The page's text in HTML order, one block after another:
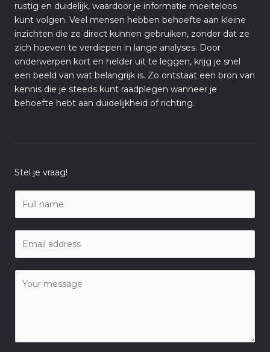
rustig en duidelijk, waardoor je informatie moeiteloos
kunt volgen. Veel mensen hebben behoefte aan kleine
inzichten die ze direct kunnen gebruiken, zonder dat ze
zich hoeven te verdiepen in lange analyses. Door
onderwerpen kort en helder uit te leggen, krijg je snel
een beeld van wat belangrijk is. Zo ontstaat een bron van
kennis die je steeds kunt raadplegen wanneer je
behoefte hebt aan duidelijkheid of richting.
Stel je vraag!
n